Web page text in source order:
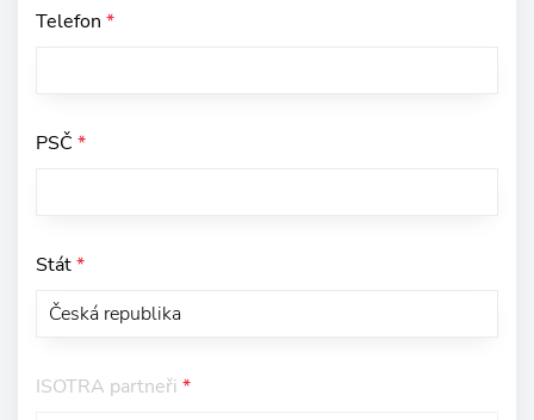
Telefon *
PSČ *
Stát*
ISOTRA partneři *